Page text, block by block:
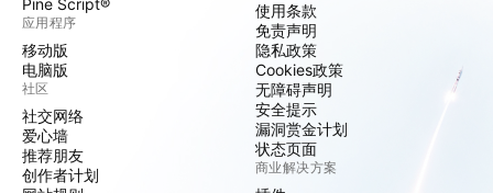
Pine Script®
应用程序
移动版
电脑版
社区
社交网络
爱心墙
推荐朋友
创作者计划
使用条款
免责声明
隐私政策
Cookies政策
无障碍声明
安全提示
漏洞赏金计划
状态页面
商业解决方案